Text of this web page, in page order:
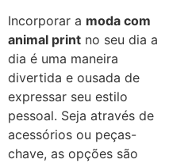
Incorporar a moda com
animal print no seu dia a
dia é uma maneira
divertida e ousada de
expressar seu estilo
pessoal. Seja através de
acessórios ou peças-
chave, as opções são